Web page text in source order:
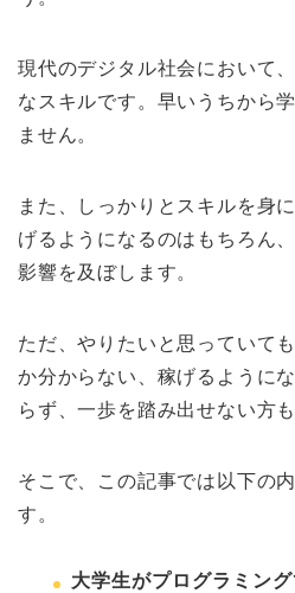
現代のデジタル社会において
なスキルです。早いうちから
ません。
また、しっかりとスキルを身
げるようになるのはもちろん
影響を及ぼします。
ただ、やりたいと思っていて
か分からない、稼げるように
らず、一歩を踏み出せない方も
そこで、この記事では以下の
す。
大学生がプログラミン